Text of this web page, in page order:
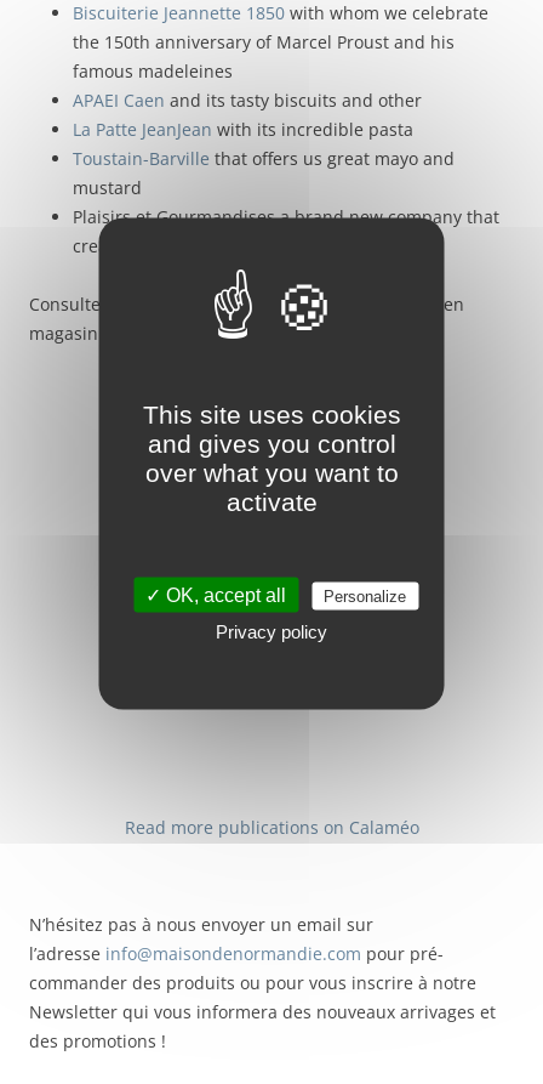
Biscuiterie Jeannette 1850 with whom we celebrate
the 150th anniversary of Marcel Proust and his
famous madeleines
APAEI Caen and its tasty biscuits and other
La Patte JeanJean with its incredible pasta
Toustain-Barville that offers us great mayo and
mustard
Plaisirs et Gourmandises a brand new company that
creates great teurgoule mix
Consultez notre catalogue listant tous les produits en
magasin ici :
Read more publications on Calaméo
N’hésitez pas à nous envoyer un email sur
l’adresse info@maisondenormandie.com pour pré-
commander des produits ou pour vous inscrire à notre
Newsletter qui vous informera des nouveaux arrivages et
des promotions !
This site uses cookies
and gives you control
over what you want to
activate
✓ OK, accept all Personalize
Privacy policy